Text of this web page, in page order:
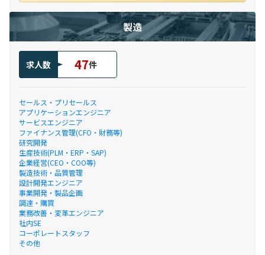
製造
求人数 47件
セールス・プリセールス
アプリケーションエンジニア
サービスエンジニア
ファイナンス管理(CFO・財務等)
研究開発
生産技術(PLM・ERP・SAP)
企業経営(CEO・COO等)
製造技術・品質管理
設計開発エンジニア
事業開発・製品企画
調達・購買
業務改善・変革エンジニア
社内SE
コーポレートスタッフ
その他